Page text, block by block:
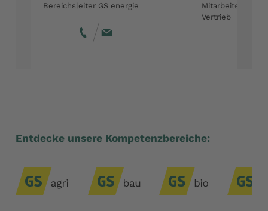
Bereichsleiter GS energie
Mitarbeiter für
Vertrieb
Entdecke unsere Kompetenzbereiche: